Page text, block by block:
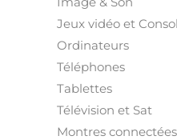
Jeux vidéo et
Ordinateurs
Téléphones
Tablettes
Télévision et Sat
Montres connectées